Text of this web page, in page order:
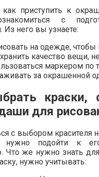
приступить к
с
Из него вы узнаете:
на одежде, чтобы
качество вещи,
маркером по
за окрашенной
краски,
для
с выбором красителя
нужно подойти к
Что же нужно знать
нужно учитывать: